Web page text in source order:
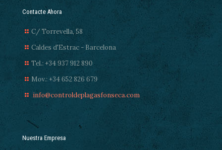
Contacte Ahora
C/ Torrevella, 58
Caldes d'Estrac - Barcelona
Tel.: +34 937 912 890
Mov.: +34 652 826 679
info@controldeplagasfonseca.com
Nuestra Empresa